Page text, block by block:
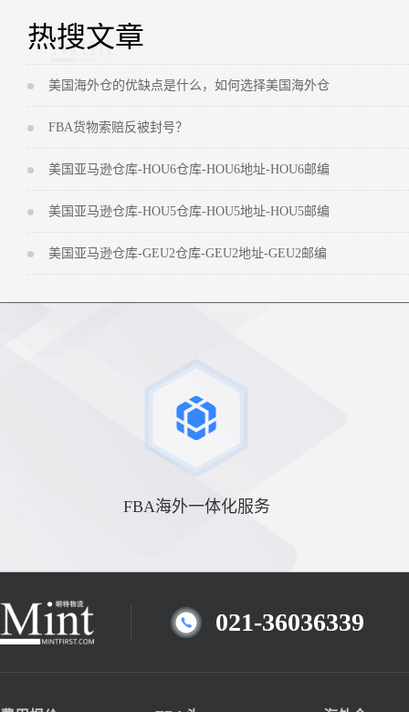
热搜文章
美国海外仓的优缺点是什么，如何选择美国海外仓
FBA货物索赔反被封号？
美国亚马逊仓库-HOU6仓库-HOU6地址-HOU6邮编
美国亚马逊仓库-HOU5仓库-HOU5地址-HOU5邮编
美国亚马逊仓库-GEU2仓库-GEU2地址-GEU2邮编
FBA海外一体化服务
021-36036339